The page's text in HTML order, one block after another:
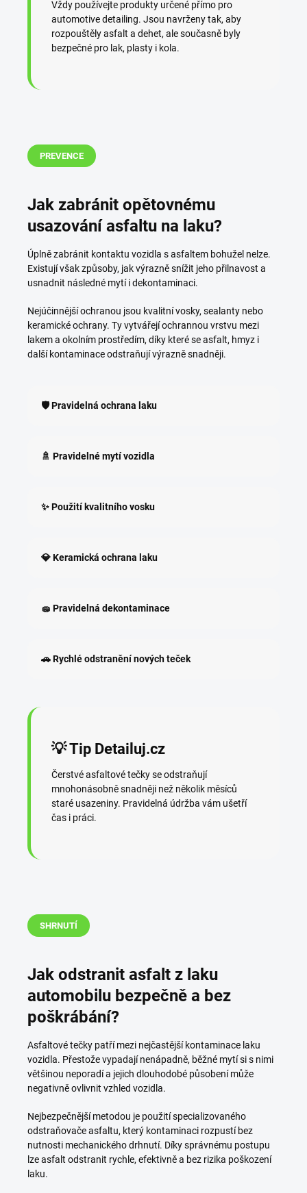
Vždy používejte produkty určené přímo pro
automotive detailing. Jsou navrženy tak, aby
rozpouštěly asfalt a dehet, ale současně byly
bezpečné pro lak, plasty i kola.
PREVENCE
Jak zabránit opětovnému
usazování asfaltu na laku?
Úplně zabránit kontaktu vozidla s asfaltem bohužel nelze.
Existují však způsoby, jak výrazně snížit jeho přilnavost a
usnadnit následné mytí i dekontaminaci.
Nejúčinnější ochranou jsou kvalitní vosky, sealanty nebo
keramické ochrany. Ty vytvářejí ochrannou vrstvu mezi
lakem a okolním prostředím, díky které se asfalt, hmyz i
další kontaminace odstraňují výrazně snadněji.
🛡️ Pravidelná ochrana laku
🚿 Pravidelné mytí vozidla
✨ Použití kvalitního vosku
💎 Keramická ochrana laku
🧽 Pravidelná dekontaminace
🚗 Rychlé odstranění nových teček
💡 Tip Detailuj.cz
Čerstvé asfaltové tečky se odstraňují
mnohonásobně snadněji než několik měsíců
staré usazeniny. Pravidelná údržba vám ušetří
čas i práci.
SHRNUTÍ
Jak odstranit asfalt z laku
automobilu bezpečně a bez
poškrábání?
Asfaltové tečky patří mezi nejčastější kontaminace laku
vozidla. Přestože vypadají nenápadně, běžné mytí si s nimi
většinou neporadí a jejich dlouhodobé působení může
negativně ovlivnit vzhled vozidla.
Nejbezpečnější metodou je použití specializovaného
odstraňovače asfaltu, který kontaminaci rozpustí bez
nutnosti mechanického drhnutí. Díky správnému postupu
lze asfalt odstranit rychle, efektivně a bez rizika poškození
laku.